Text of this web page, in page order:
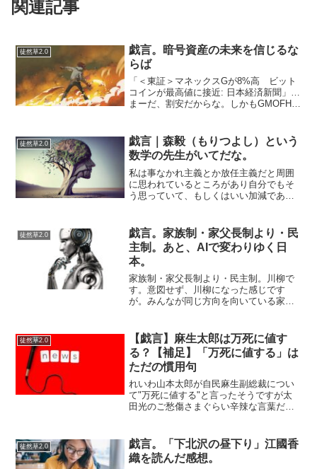
関連記事
徒然草2.0
戯言。暗号資産の未来を信じるな
らば
「＜東証＞マネックスGが8%高 ビット
コインが最高値に接近: 日本経済新聞」…
まーだ、割安だからな。しかもGMOFHも
を下げないといけないがJQSから東証一
部へ...
徒然草2.0
戯言｜森毅（もりつよし）という
数学の先生がいてだな。
私は事なかれ主義とか放任主義だと周囲
に思われているところがあり自分でもそ
う思っていて、もしくはいい加減である
ったのは誰の影響であるか？とふと考え
たところ、影響ってほどで...
徒然草2.0
戯言。家族制・家父長制より・民
主制。あと、AIで変わりゆく日
本。
家族制・家父長制より・民主制。川柳で
す。意図せず、川柳になった感じです
が。みんなが同じ方向を向いている家も
多くいるように思います。押し付け合い
をして下手をしたら喧嘩にな...
徒然草2.0
【戯言】麻生太郎は万死に値す
る？【補足】「万死に値する」は
ただの慣用句
れいわ山本太郎が自民麻生副総裁につい
て"万死に値する"と言ったそうですが太
田光のご愁傷さまぐらい辛辣な言葉だな
猛批判 | 女性自身」ただもともと人を避
難する言葉なわ...
徒然草2.0
戯言。「下北沢の昼下り」江國香
織を読んだ感想。